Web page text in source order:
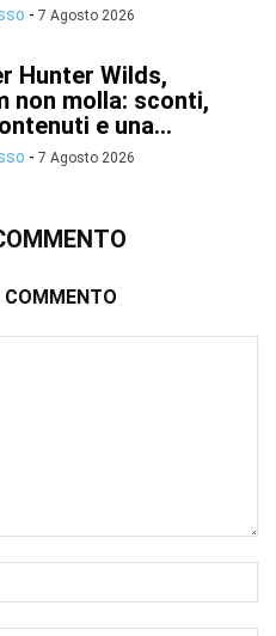
- 7 Agosto 2026
Hunter Wilds,
non molla: sconti,
e una...
- 7 Agosto 2026